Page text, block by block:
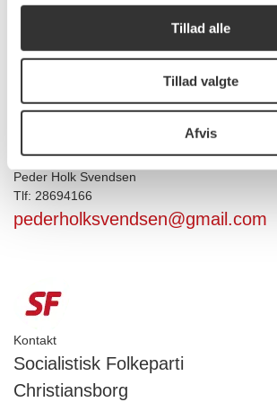
Tillad alle
Tillad valgte
Afvis
der er i øjenhøjde med sine
grønne oaser, færre biler og
til at leve et alsidigt, kulturelt og
i vores fantastiske hovedstad.
Kontakt Peder
Peder Holk Svendsen
Tlf: 28694166
pederholksvendsen@gmail.com
Kontakt
Socialistisk Folkeparti
Christiansborg